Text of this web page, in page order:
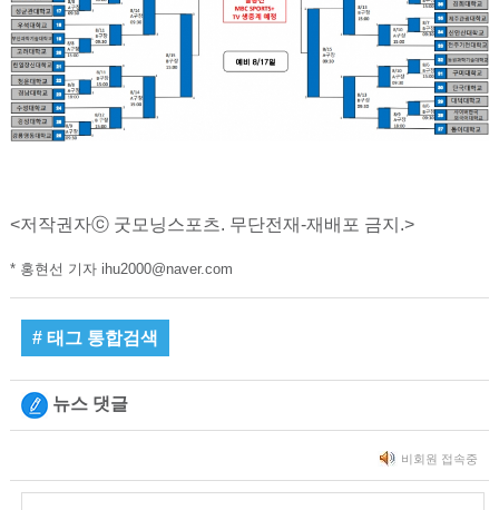
<저작권자ⓒ 굿모닝스포츠. 무단전재-재배포 금지.>
* 홍현선 기자 ihu2000@naver.com
# 태그 통합검색
뉴스 댓글
비회원 접속중